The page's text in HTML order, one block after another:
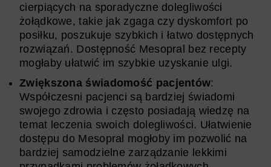
cierpiących na sporadyczne dolegliwości
żołądkowe, takie jak zgaga czy dyskomfort po
posiłku, poszukuje szybkich i łatwo dostępnych
rozwiązań. Dostępność Mesopral bez recepty
mogłaby ułatwić im szybkie uzyskanie ulgi.
Zwiększona świadomość pacjentów:
Współczesni pacjenci są bardziej świadomi
swojego zdrowia i często posiadają wiedzę na
temat leczenia swoich dolegliwości. Ułatwienie
dostępu do Mesopral mogłoby im pozwolić na
bardziej samodzielne zarządzanie lekkimi